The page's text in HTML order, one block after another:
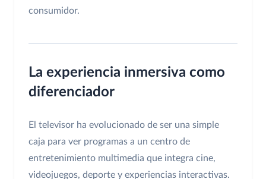
consumidor.
La experiencia inmersiva como
diferenciador
El televisor ha evolucionado de ser una simple
caja para ver programas a un centro de
entretenimiento multimedia que integra cine,
videojuegos, deporte y experiencias interactivas.